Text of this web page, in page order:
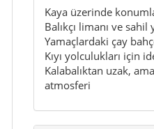
Kaya üzerinde
Balıkçı limanı ve
Yamaçlardaki çay
Kıyı yolculukları için
Kalabalıktan uzak,
atmosferi